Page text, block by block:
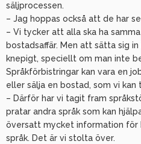
säljprocessen.
– Jag hoppas också att de har
– Vi tycker att alla ska ha
bostadsaffär. Men att sätta sig
knepigt, speciellt om man inte
Språkförbistringar kan vara en
eller sälja en bostad, som vi kan
– Därför har vi tagit fram
pratar andra språk som kan
översatt mycket information för
språk. Det är vi stolta över.